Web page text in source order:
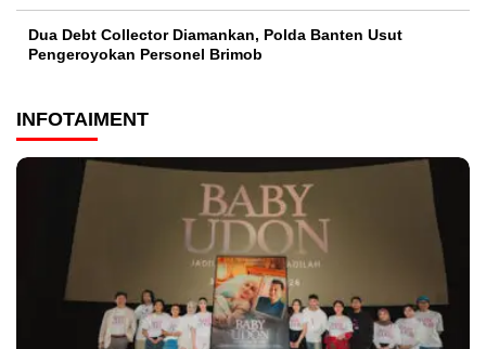
Dua Debt Collector Diamankan, Polda Banten Usut
Pengeroyokan Personel Brimob
INFOTAIMENT